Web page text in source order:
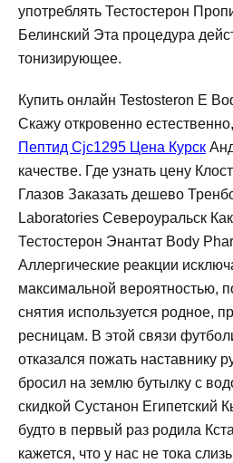
употреблять Тестостерон
Белинский Эта процедура
тонизирующее.
Купить онлайн Testosteron E
Скажу откровенно
Пептид Cjc1295 Цена Курск
качестве. Где узнать цену
Глазов Заказать дешево
Laboratories Североуральск
Тестостерон Энантат Body
Аллергические реакции
максимальной вероятностью,
снятия используется родное,
ресницам. В этой связи
отказался пожать наставнику
бросил на землю бутылку с
скидкой Сустанон Египетский
будто в первый раз родила
кажется, что у нас не тока